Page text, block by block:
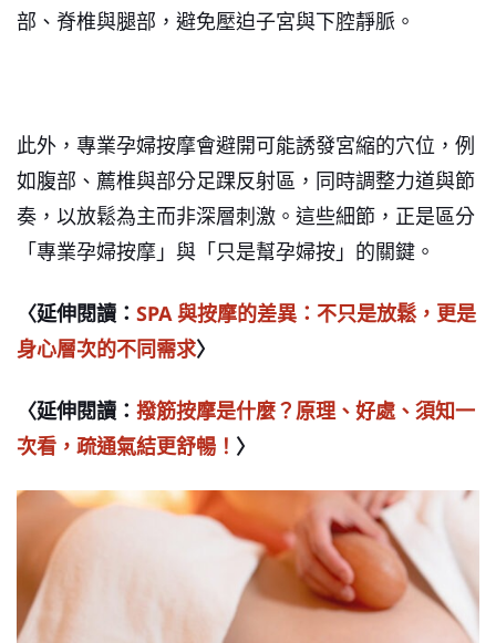
部、脊椎與腿部，避免壓迫子宮與下腔靜脈。
此外，專業孕婦按摩會避開可能誘發宮縮的穴位，例
如腹部、薦椎與部分足踝反射區，同時調整力道與節
奏，以放鬆為主而非深層刺激。這些細節，正是區分
「專業孕婦按摩」與「只是幫孕婦按」的關鍵。
〈延伸閱讀： SPA 與按摩的差異：不只是放鬆，更是
身心層次的不同需求〉
〈延伸閱讀： 撥筋按摩是什麼？原理、好處、須知一
次看，疏通氣結更舒暢！ 〉